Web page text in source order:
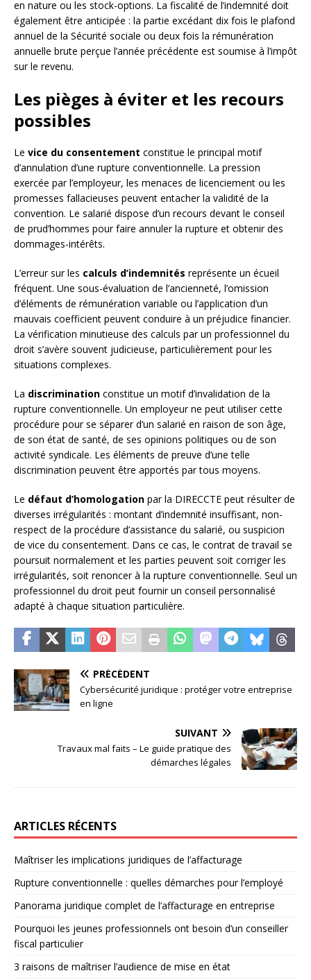
en nature ou les stock-options. La fiscalité de l’indemnité doit
également être anticipée : la partie excédant dix fois le plafond
annuel de la Sécurité sociale ou deux fois la rémunération
annuelle brute perçue l’année précédente est soumise à l’impôt
sur le revenu.
Les pièges à éviter et les recours
possibles
Le vice du consentement constitue le principal motif
d’annulation d’une rupture conventionnelle. La pression
exercée par l’employeur, les menaces de licenciement ou les
promesses fallacieuses peuvent entacher la validité de la
convention. Le salarié dispose d’un recours devant le conseil
de prud’hommes pour faire annuler la rupture et obtenir des
dommages-intérêts.
L’erreur sur les calculs d’indemnités représente un écueil
fréquent. Une sous-évaluation de l’ancienneté, l’omission
d’éléments de rémunération variable ou l’application d’un
mauvais coefficient peuvent conduire à un préjudice financier.
La vérification minutieuse des calculs par un professionnel du
droit s’avère souvent judicieuse, particulièrement pour les
situations complexes.
La discrimination constitue un motif d’invalidation de la
rupture conventionnelle. Un employeur ne peut utiliser cette
procédure pour se séparer d’un salarié en raison de son âge,
de son état de santé, de ses opinions politiques ou de son
activité syndicale. Les éléments de preuve d’une telle
discrimination peuvent être apportés par tous moyens.
Le défaut d’homologation par la DIRECCTE peut résulter de
diverses irrégularités : montant d’indemnité insuffisant, non-
respect de la procédure d’assistance du salarié, ou suspicion
de vice du consentement. Dans ce cas, le contrat de travail se
poursuit normalement et les parties peuvent soit corriger les
irrégularités, soit renoncer à la rupture conventionnelle. Seul un
professionnel du droit peut fournir un conseil personnalisé
adapté à chaque situation particulière.
PRÉCÉDENT
Cybersécurité juridique : protéger votre entreprise
en ligne
SUIVANT
Travaux mal faits – Le guide pratique des
démarches légales
ARTICLES RÉCENTS
Maîtriser les implications juridiques de l’affacturage
Rupture conventionnelle : quelles démarches pour l’employé
Panorama juridique complet de l’affacturage en entreprise
Pourquoi les jeunes professionnels ont besoin d’un conseiller
fiscal particulier
3 raisons de maîtriser l’audience de mise en état